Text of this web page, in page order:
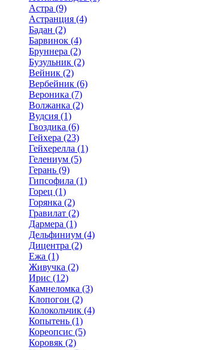
Астра (9)
Астранция (4)
Бадан (2)
Барвинок (4)
Бруннера (2)
Бузульник (2)
Вейник (2)
Вербейник (6)
Вероника (7)
Волжанка (2)
Вудсия (1)
Гвоздика (6)
Гейхера (23)
Гейхерелла (1)
Гелениум (5)
Герань (9)
Гипсофила (1)
Горец (1)
Горянка (2)
Гравилат (2)
Дармера (1)
Дельфиниум (4)
Дицентра (2)
Ежа (1)
Живучка (2)
Ирис (12)
Камнеломка (3)
Клопогон (2)
Колокольчик (4)
Копытень (1)
Кореопсис (5)
Коровяк (2)